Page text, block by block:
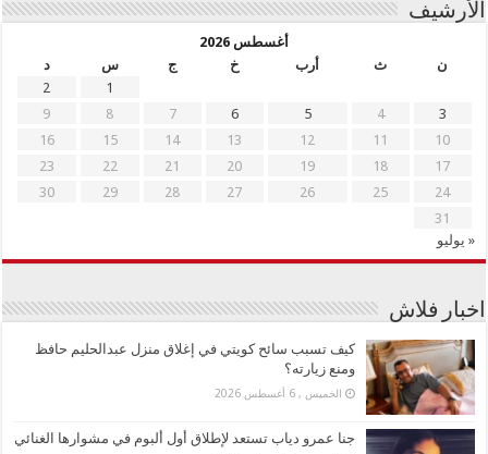
الأرشيف
أغسطس 2026
ن
ث أرب خ ج س
د
1
2
3
4
5
6
7
8
9
10
11
12
13
14
15
16
17
18
19
20
21
22
23
24
25
26
27
28
29
30
31
« يوليو
اخبار فلاش
كيف تسبب سائح كويتي في إغلاق منزل عبدالحليم حافظ
ومنع زيارته؟
الخميس , 6 أغسطس 2026
جنا عمرو دياب تستعد لإطلاق أول ألبوم في مشوارها الغنائي